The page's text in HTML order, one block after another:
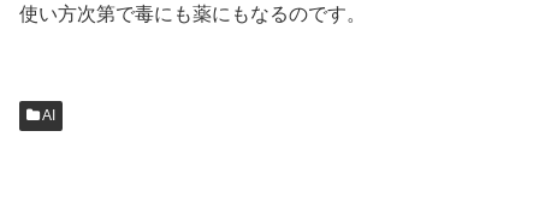
使い方次第で毒にも薬にもなるのです。
AI